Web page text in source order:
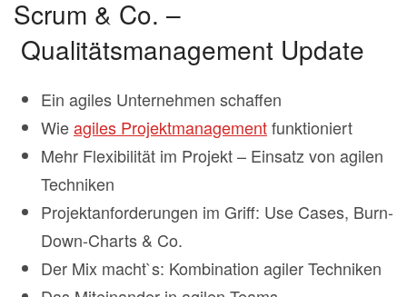
Scrum & Co. –
Qualitätsmanagement Update
Ein agiles Unternehmen schaffen
Wieagiles Projektmanagementfunktioniert
Mehr Flexibilität im Projekt – Einsatz von agilen
Techniken
Projektanforderungen im Griff: Use Cases, Burn-
Down-Charts & Co.
Der Mix macht`s: Kombination agiler Techniken